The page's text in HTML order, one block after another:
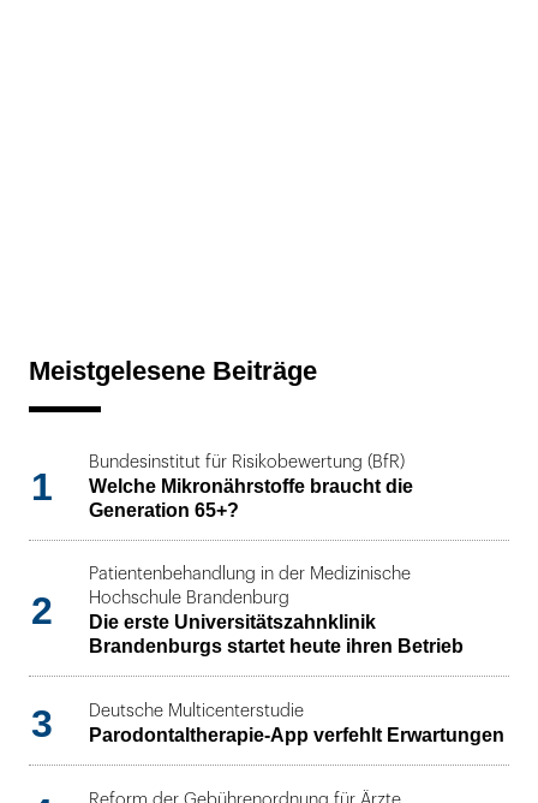
Meistgelesene Beiträge
1
Bundesinstitut für Risikobewertung (BfR)
Welche Mikronährstoffe braucht die
Generation 65+?
2
Patientenbehandlung in der Medizinische
Hochschule Brandenburg
Die erste Universitätszahnklinik
Brandenburgs startet heute ihren Betrieb
3 Deutsche Multicenterstudie
Parodontaltherapie-App verfehlt Erwartungen